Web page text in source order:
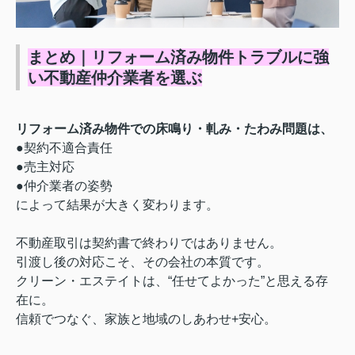
まとめ｜リフォーム済み物件トラブルに強
い不動産仲介業者を選ぶ
リフォーム済み物件での床鳴り・軋み・たわみ問題は、
●契約不適合責任
●売主対応
●仲介業者の姿勢
によって結果が大きく変わります。
不動産取引は契約書で終わりではありません。
引渡し後の対応こそ、その会社の本質です。
クリーン・エステイトは、 “任せてよかった”と思える存
在に。
信頼でつなぐ、家族と地域のしあわせ+安心。